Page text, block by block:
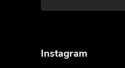
Instagram